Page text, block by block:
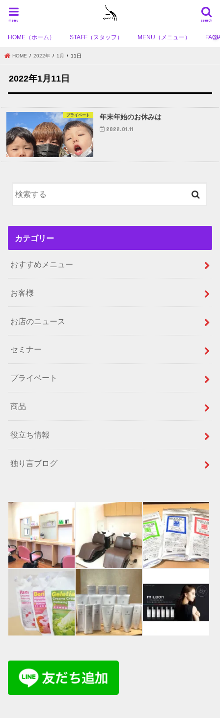
search
menu
HOME（ホーム） STAFF（スタッフ） MENU（メニュー）
HOME 2022年 1月 11日
2022年1月11日
プライベート 年末年始のお休みは
2022.01.11
カテゴリー
おすすめメニュー
お客様
お店のニュース
セミナー
プライベート
商品
役立ち情報
独り言ブログ